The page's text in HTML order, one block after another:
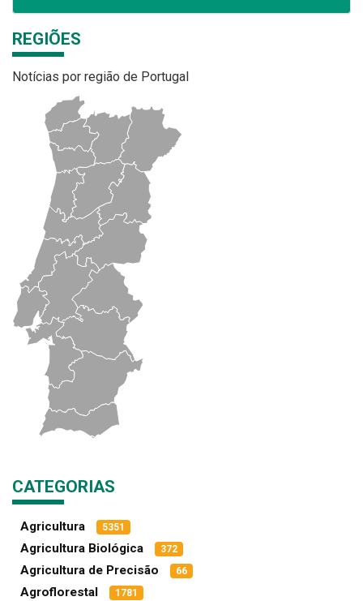
REGIÕES
Notícias por região de Portugal
CATEGORIAS
Agricultura 5351
Agricultura Biológica 372
Agricultura de Precisão 66
Agroflorestal 1781